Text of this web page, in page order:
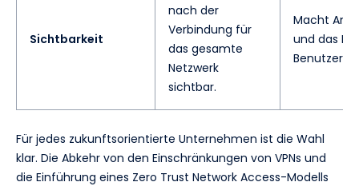
Sichtbarkeit
nach der
Verbindung für
das gesamte
Netzwerk
sichtbar.
Macht
und das
Benutzer
Für jedes zukunftsorientierte Unternehmen ist die Wahl
klar. Die Abkehr von den Einschränkungen von VPNs und
die Einführung eines Zero Trust Network Access-Modells